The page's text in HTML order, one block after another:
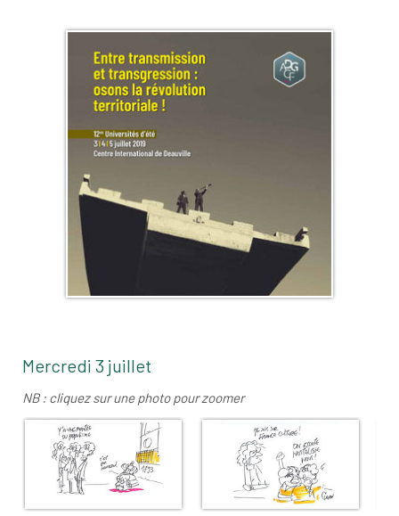
Mercredi 3 juillet
NB : cliquez sur une photo pour zoomer